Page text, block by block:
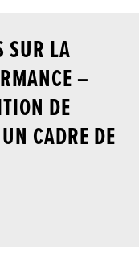
SUR LA
–
DE
CADRE DE